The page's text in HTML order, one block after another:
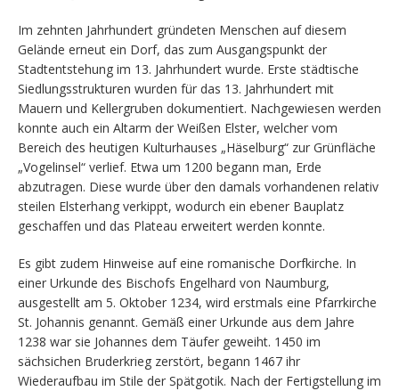
Im zehnten Jahrhundert gründeten Menschen auf diesem
Gelände erneut ein Dorf, das zum Ausgangspunkt der
Stadtentstehung im 13. Jahrhundert wurde. Erste städtische
Siedlungsstrukturen wurden für das 13. Jahrhundert mit
Mauern und Kellergruben dokumentiert. Nachgewiesen werden
konnte auch ein Altarm der Weißen Elster, welcher vom
Bereich des heutigen Kulturhauses „Häselburg“ zur Grünfläche
„Vogelinsel“ verlief. Etwa um 1200 begann man, Erde
abzutragen. Diese wurde über den damals vorhandenen relativ
steilen Elsterhang verkippt, wodurch ein ebener Bauplatz
geschaffen und das Plateau erweitert werden konnte.
Es gibt zudem Hinweise auf eine romanische Dorfkirche. In
einer Urkunde des Bischofs Engelhard von Naumburg,
ausgestellt am 5. Oktober 1234, wird erstmals eine Pfarrkirche
St. Johannis genannt. Gemäß einer Urkunde aus dem Jahre
1238 war sie Johannes dem Täufer geweiht. 1450 im
sächsichen Bruderkrieg zerstört, begann 1467 ihr
Wiederaufbau im Stile der Spätgotik. Nach der Fertigstellung im